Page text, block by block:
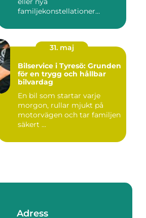
familjekonstellationer
31. maj
Bilservice i Tyresö: Grunden
för en trygg och hållbar
bilvardag
En bil som startar varje
morgon, rullar mjukt på
motorvägen och tar familjen
säkert ...
Adress